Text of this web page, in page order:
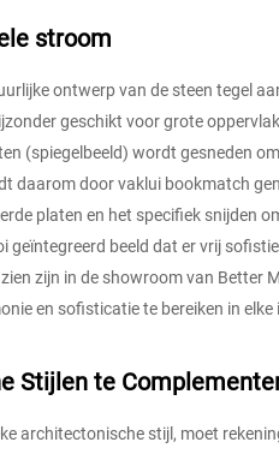
stroom
ontwerp van de steen tegel
geschikt voor grote
(spiegelbeeld) wordt gesneden
daarom door vaklui bookmatch
platen en het specifiek snijden
geïntegreerd beeld dat er vrij
zijn in de showroom van Better
en sofisticatie te bereiken in
Stijlen te
architectonische stijl, moet